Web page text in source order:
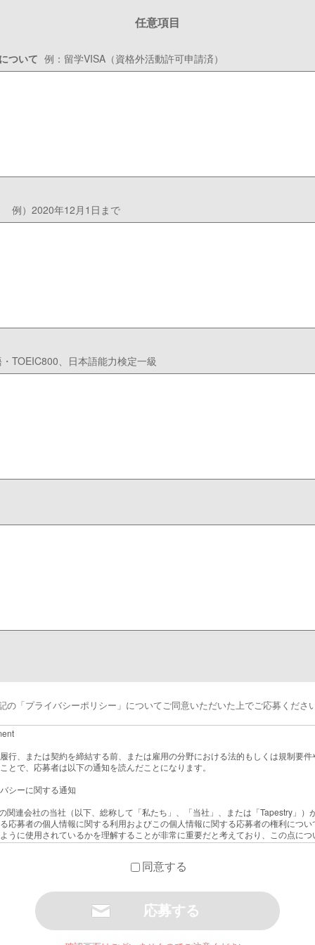
任意項目
ついて 例：留学VISA（資格外活動許可申請済）
例）2020年12月1日まで
TOEIC800、日本語能力検定一級
の「プライバシーポリシー」についてご同意いただいた上でご応募くださ
行、または契約を締結する前、または雇用の分野における法的もしくは規制要
とで、応募者は以下の通知を読んだことになります。
シーに関する通知
関連会社の当社（以下、総称して「私たち」、「当社」、または「Tapestry」）
応募者の個人情報に関する利用およびこの個人情報に関する応募者の権利につ
うに使用されているかを理解することが非常に重要だと考えており、この点に
る応募者向けに、 EU一般データ保護規則（European Union General Data
が、応募者の居住国では応募者が有する権利（セクション4に記載）が異なる場
て適用されるデータ保護法を遵守します。なお、日本に所在する応募者につい
用されます。セクション5の規定とそれ以外のセクションの規定との間に矛盾・
ます。この通知は応募者の個人情報の取り扱いについてのみ説明するものである
同意する